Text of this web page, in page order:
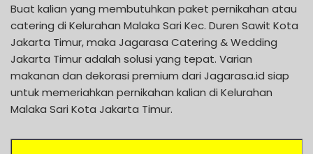
Buat kalian yang membutuhkan paket pernikahan atau
catering di Kelurahan Malaka Sari Kec. Duren Sawit Kota
Jakarta Timur, maka Jagarasa Catering & Wedding
Jakarta Timur adalah solusi yang tepat. Varian
makanan dan dekorasi premium dari Jagarasa.id siap
untuk memeriahkan pernikahan kalian di Kelurahan
Malaka Sari Kota Jakarta Timur.